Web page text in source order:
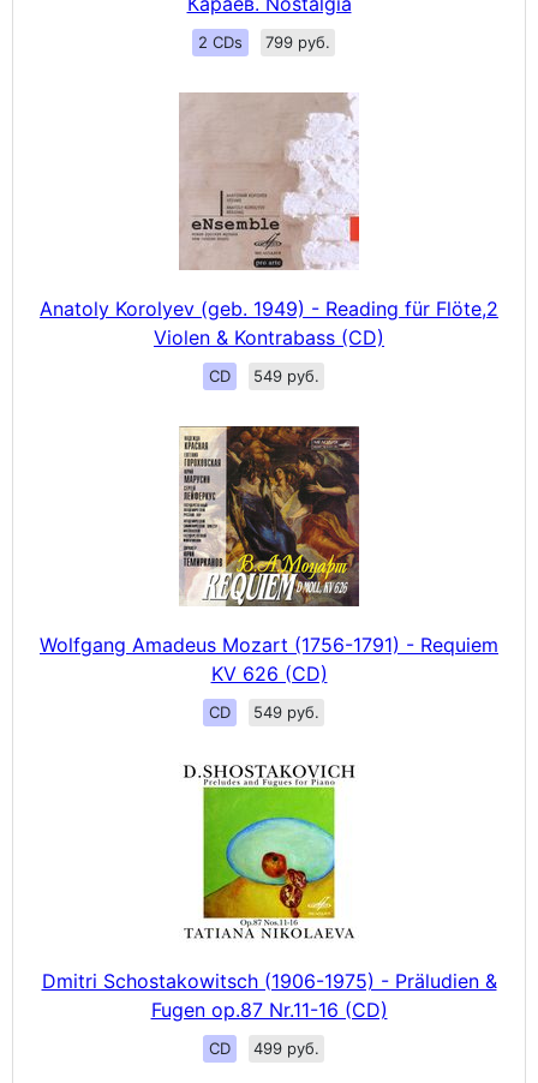
2 CDs 799 руб.
Anatoly Korolyev (geb. 1949) - Reading für Flöte,2
Violen & Kontrabass (CD)
CD 549 руб.
Wolfgang Amadeus Mozart (1756-1791) - Requiem
KV 626 (CD)
CD 549 руб.
Dmitri Schostakowitsch (1906-1975) - Präludien &
Fugen op.87 Nr.11-16 (CD)
CD 499 руб.